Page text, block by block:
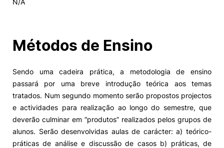
Projetos PRR
Magazine
Eventos
©2026 Instituto Politécnico de
N/A
Métodos de Ensino
Sendo uma cadeira prática, a metodologia de ensino
passará por uma breve introdução teórica aos temas
tratados. Num segundo momento serão propostos projectos
e actividades para realização ao longo do semestre, que
deverão culminar em “produtos” realizados pelos grupos de
alunos. Serão desenvolvidas aulas de carácter: a) teórico-
práticas de análise e discussão de casos b) práticas, de